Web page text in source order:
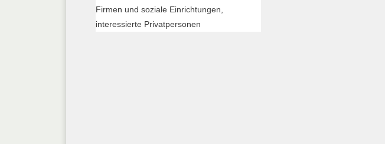
Firmen und soziale Einrichtungen,
interessierte Privatpersonen